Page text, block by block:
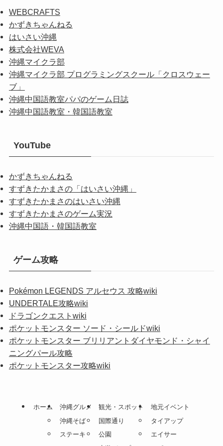
WEBCRAFTS
かずきちゃんねる
はいさい沖縄
株式会社WEVA
沖縄マイクラ部
沖縄マイクラ部 プログラミングスクール「クロスウェー
ブ」
沖縄中国語教室パパのゲーム日誌
沖縄中国語教室・韓国語教室
YouTube
かずきちゃんねる
すずきたかまさの「はいさい沖縄」
すずきたかまさのはいさい沖縄
すずきたかまさのゲーム実況
沖縄中国語・韓国語教室
ゲーム攻略
Pokémon LEGENDS アルセウス 攻略wiki
UNDERTALE攻略wiki
ドラゴンクエストwiki
ポケットモンスター ソード・シールドwiki
ポケットモンスター ブリリアントダイヤモンド・シャイ
ニングパール攻略
ポケットモンスター攻略wiki
ホーム
沖縄グルメ
沖縄そば
ステーキ
観光・スポット
国際通り
公園
地元イベント
タイアップ
エイサー